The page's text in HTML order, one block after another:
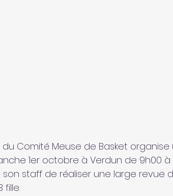
Comité Meuse de Basket
1er octobre à Verdun de 9h00 à
staff de réaliser une large revue
fille.